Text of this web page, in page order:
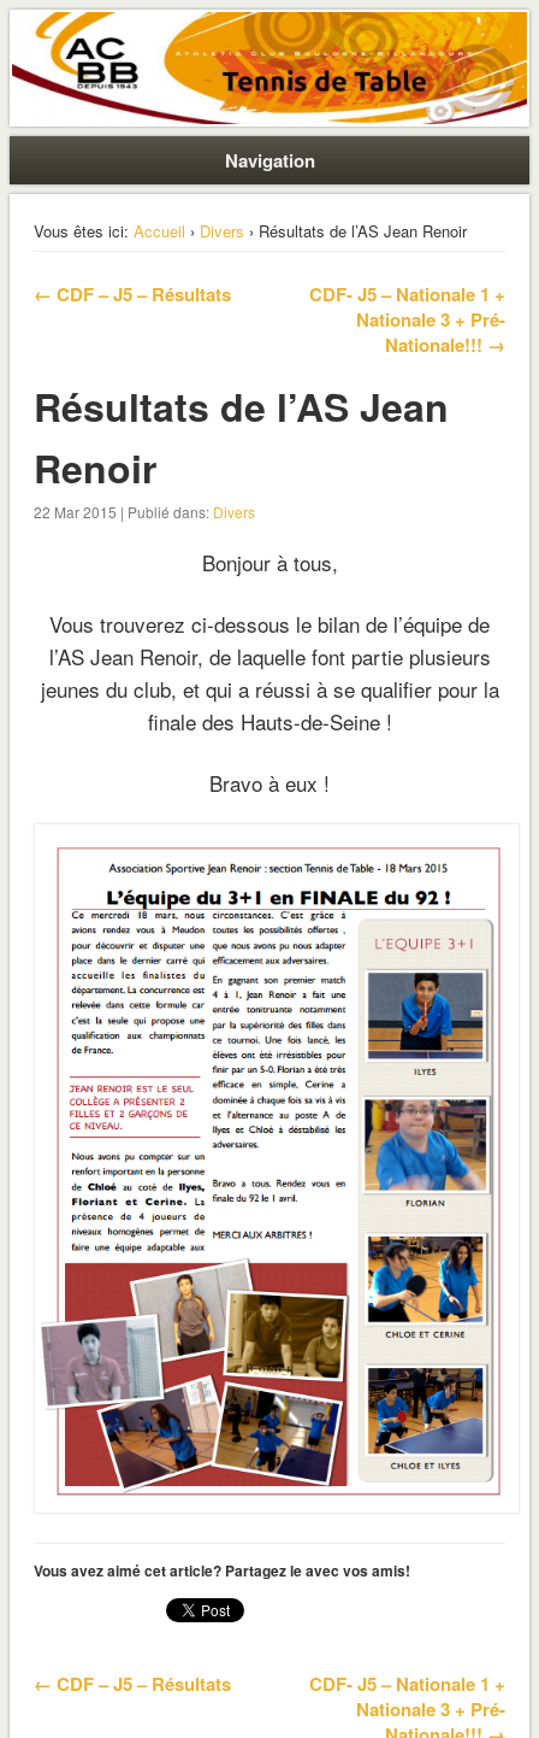
ACBB – Tennis de Table
La section ping de Boulogne
Navigation
Vous êtes ici: Accueil › Divers › Résultats de l’AS Jean Renoir
← CDF – J5 – Résultats
CDF- J5 – Nationale 1 +
Nationale 3 + Pré-
Nationale!!! →
Résultats de l’AS Jean
Renoir
22 Mar 2015 | Publié dans: Divers
Bonjour à tous,
Vous trouverez ci-dessous le bilan de l’équipe de
l’AS Jean Renoir, de laquelle font partie plusieurs
jeunes du club, et qui a réussi à se qualifier pour la
finale des Hauts-de-Seine !
Bravo à eux !
Vous avez aimé cet article? Partagez le avec vos amis!
← CDF – J5 – Résultats
CDF- J5 – Nationale 1 +
Nationale 3 + Pré-